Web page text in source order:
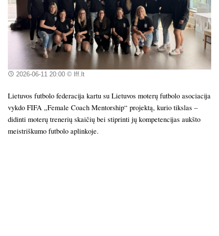
2026-06-11 20:00© lff.lt
Lietuvos futbolo federacija kartu su Lietuvos moterų futbolo asociacija
vykdo FIFA „Female Coach Mentorship“ projektą, kurio tikslas –
didinti moterų trenerių skaičių bei stiprinti jų kompetencijas aukšto
meistriškumo futbolo aplinkoje.